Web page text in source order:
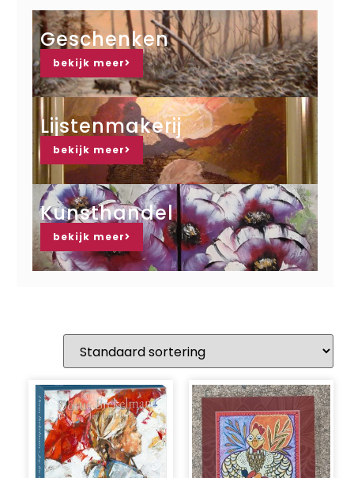
Geschenken
bekijk meer
Lijstenmakerij
bekijk meer
Kunsthandel
bekijk meer